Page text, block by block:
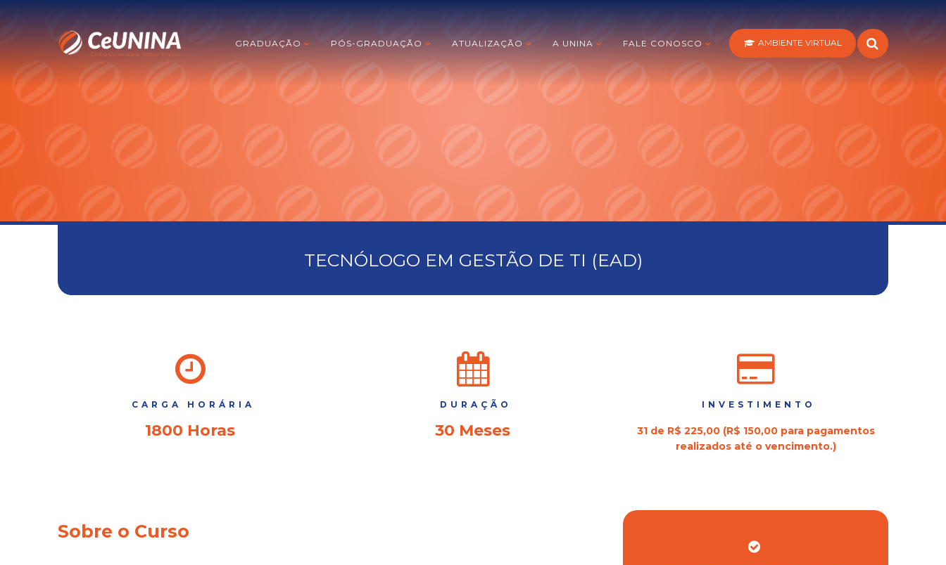
GRADUAÇÃO PÓS-GRADUAÇÃO ATUALIZAÇÃO A UNINA FALE CONOSCO AMBIENTE VIRTUAL
TECNÓLOGO EM GESTÃO DE TI (EAD)
CARGA HORÁRIA
1800 Horas
DURAÇÃO
30 Meses
INVESTIMENTO
31 de R$ 225,00 (R$ 150,00 para pagamentos
realizados até o vencimento.)
Sobre o Curso